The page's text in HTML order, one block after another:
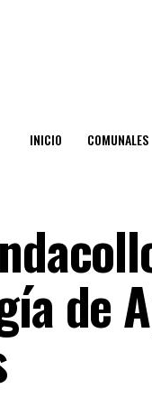
INICIO COMUNALES
de